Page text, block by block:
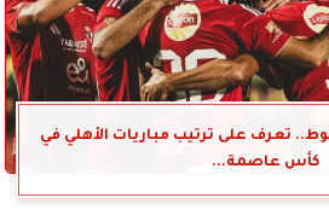
تعرف على ترتيب مباريات الأهلي في
كأس عاصمة...